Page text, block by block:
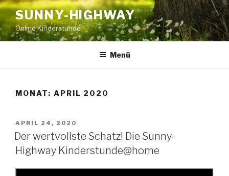
Zum
Inhalt
springen
SUNNY-HIGHWAY
Online Kinderstunde
Menü
MONAT: APRIL 2020
VERÖFFENTLICHT
AM
APRIL 24, 2020
Der wertvollste Schatz! Die Sunny-
Highway Kinderstunde@home